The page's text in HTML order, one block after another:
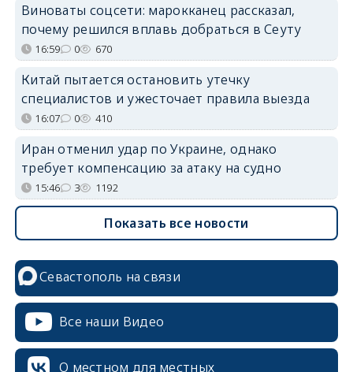
Виноваты соцсети: марокканец рассказал,
почему решился вплавь добраться в Сеуту
16:59 0 670
Китай пытается остановить утечку
специалистов и ужесточает правила выезда
16:07 0 410
Иран отменил удар по Украине, однако
требует компенсацию за атаку на судно
15:46 3 1192
Показать все новости
Севастополь на связи
Все наши Видео
О местном для местных